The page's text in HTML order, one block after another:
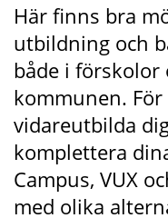
Här finns bra
utbildning och
både i
kommunen.
vidareutbilda
komplettera
Campus, VUX
med olika